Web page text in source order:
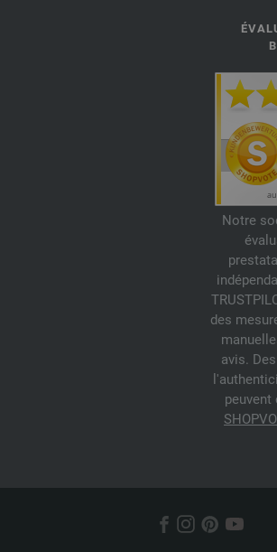
Notre
des
avis.
peuvent